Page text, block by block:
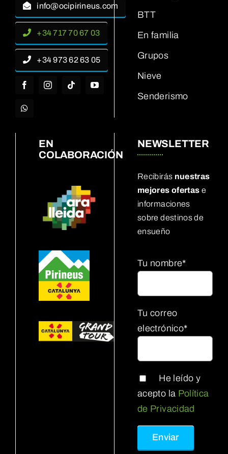
info@ocipirineus.com
+34 717 70 67 03
+34 973 62 63 05
BTT
En familia
Grupos
Nieve
Senderismo
EN
COLABORACIÓN
NEWSLETTER
Recibirás nuestras
mejores ofertas e
informaciones
sobre destinos de
ensueño
Tu nombre*
Tu correo
electrónico*
He leído y
acepto la Política
de Privacidad